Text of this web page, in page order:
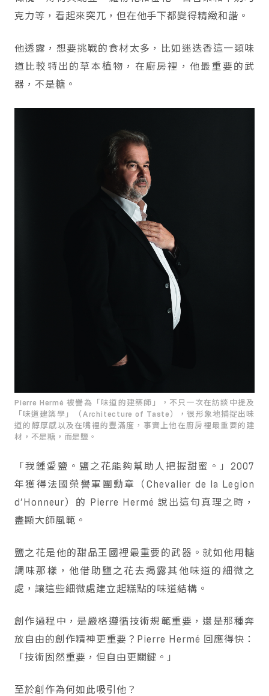
克力等，看起來突兀，但在他手下都變得精緻和諧。
他透露，想要挑戰的食材太多，比如迷迭香這一類味
道比較特出的草本植物，在廚房裡，他最重要的武
器，不是糖。
Pierre Hermé 被譽為「味道的建築師」，不只一次在訪談中提及
「味道建築學」（Architecture of Taste），很形象地捕捉出味
道的醇厚感以及在嘴裡的豐滿度，事實上他在廚房裡最重要的建
材，不是糖，而是鹽。
「我鍾愛鹽。鹽之花能夠幫助人把握甜蜜。」2007
年獲得法國榮譽軍團勳章（Chevalier de la Legion
d’Honneur）的 Pierre Hermé 說出這句真理之時，
盡顯大師風範。
鹽之花是他的甜品王國裡最重要的武器。就如他用糖
調味那樣，他借助鹽之花去揭露其他味道的細微之
處，讓這些細微處建立起糕點的味道結構。
創作過程中，是嚴格遵循技術規範重要，還是那種奔
放自由的創作精神更重要？Pierre Hermé 回應得快：
「技術固然重要，但自由更關鍵。」
至於創作為何如此吸引他？